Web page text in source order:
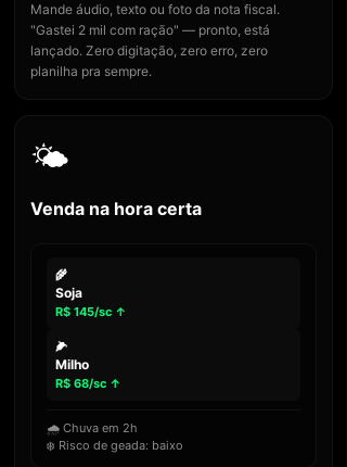
Mande áudio, texto ou foto da nota fiscal.
"Gastei 2 mil com ração" — pronto, está
lançado. Zero digitação, zero erro, zero
planilha pra sempre.
🌤️
Venda na hora certa
🌾
Soja
R$ 145/sc ↑
🌽
Milho
R$ 68/sc ↑
🌧️ Chuva em 2h
❄️ Risco de geada: baixo